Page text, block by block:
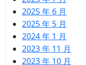
2025 年 6 月
2025 年 5 月
2024 年 1 月
2023 年 11 月
2023 年 10 月